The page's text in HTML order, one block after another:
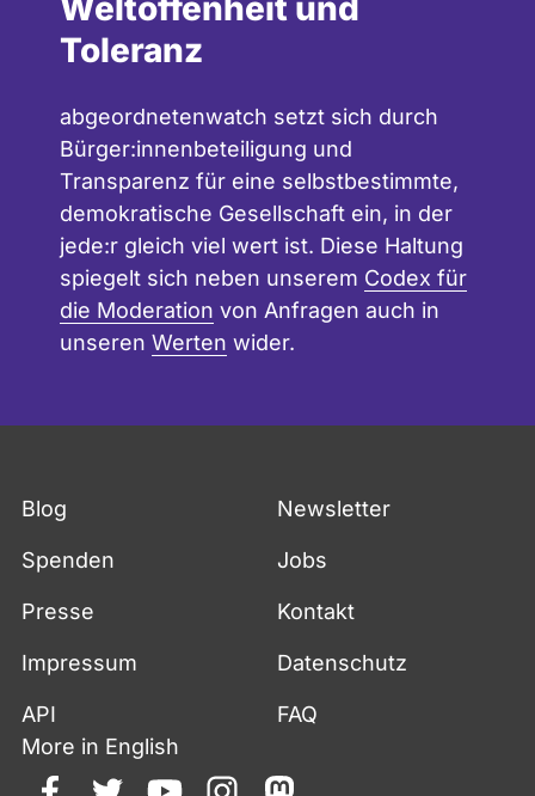
Weltoffenheit und
Toleranz
abgeordnetenwatch setzt sich durch
Bürger:innenbeteiligung und
Transparenz für eine selbstbestimmte,
demokratische Gesellschaft ein, in der
jede:r gleich viel wert ist. Diese Haltung
spiegelt sich neben unserem Codex für
die Moderation von Anfragen auch in
unseren Werten wider.
Blog Newsletter
Spenden Jobs
Presse Kontakt
Impressum Datenschutz
API
FAQ
More in English